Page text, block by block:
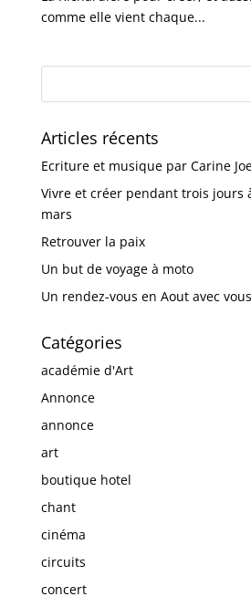
comme elle vient chaque...
Articles récents
Ecriture et musique par Carine
Vivre et créer pendant trois jours
mars
Retrouver la paix
Un but de voyage à moto
Un rendez-vous en Aout avec vous
Catégories
académie d'Art
Annonce
annonce
art
boutique hotel
chant
cinéma
circuits
concert